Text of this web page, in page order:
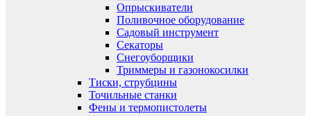
Опрыскиватели
Поливочное оборудование
Садовый инструмент
Секаторы
Снегоуборщики
Триммеры и газонокосилки
Тиски, струбцины
Точильные станки
Фены и термопистолеты